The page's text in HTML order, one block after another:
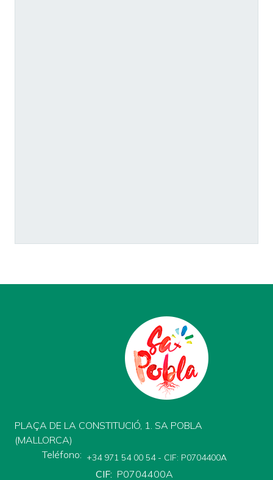
PLAÇA DE LA CONSTITUCIÓ, 1. SA POBLA
(MALLORCA)
Teléfono
+34 971 54 00 54 - CIF: P0704400A
CIF P0704400A